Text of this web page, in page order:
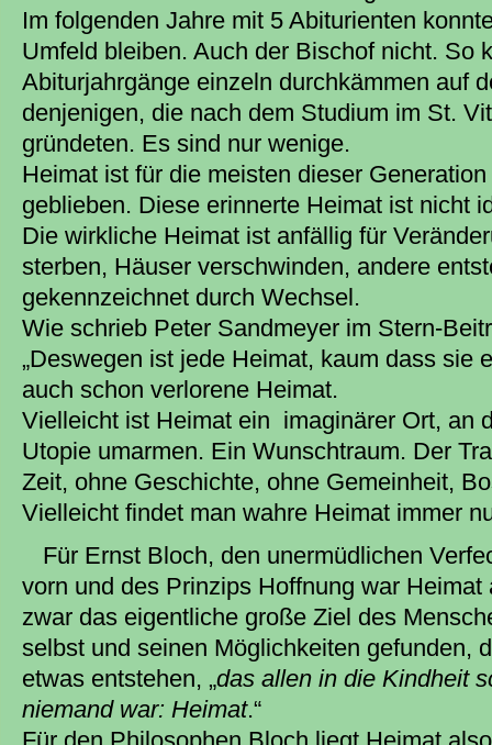
Im folgenden Jahre mit 5 Abiturienten
Umfeld bleiben. Auch der Bischof nicht. So
Abiturjahrgänge einzeln durchkämmen auf
denjenigen, die nach dem Studium im St.
gründeten. Es sind nur wenige.
Heimat ist für die meisten dieser
geblieben. Diese erinnerte Heimat ist nicht
Die wirkliche Heimat ist anfällig für
sterben, Häuser verschwinden, andere
gekennzeichnet durch Wechsel.
Wie schrieb Peter Sandmeyer im Stern-
„Deswegen ist jede Heimat, kaum dass sie
auch schon verlorene Heimat.
Vielleicht ist Heimat ein imaginärer Ort, an
Utopie umarmen. Ein Wunschtraum. Der
Zeit, ohne Geschichte, ohne Gemeinheit,
Vielleicht findet man wahre Heimat immer
Für Ernst Bloch, den unermüdlichen
vorn und des Prinzips Hoffnung war
zwar das eigentliche große Ziel des
selbst und seinen Möglichkeiten gefunden,
etwas entstehen, „das allen in die Kindheit
niemand war: Heimat.“